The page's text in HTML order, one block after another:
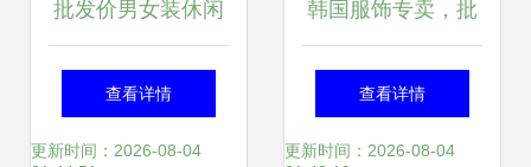
批发价男女装休闲
裤牛仔裤｜服饰鞋
包大卖场直击工厂
查看详情
更新时间：2026-08-04
韩国服饰专卖，批
发零售一站式，直
运潮流尽在掌握
查看详情
更新时间：2026-08-04